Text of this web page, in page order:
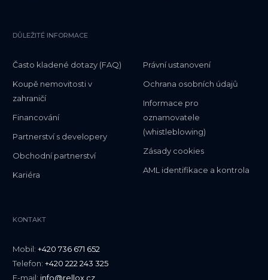
DŮLEŽITÉ INFORMACE
Často kladené dotazy (FAQ)
Koupě nemovitosti v
zahraničí
Financování
Partnerství s developery
Obchodní partnerství
Kariéra
Právní ustanovení
Ochrana osobních údajů
Informace pro
oznamovatele
(whistleblowing)
Zásady cookies
AML identifikace a kontrola
KONTAKT
Mobil: +420 736 671 652
Telefon: +420 222 243 325
E-mail: info@rellox.cz